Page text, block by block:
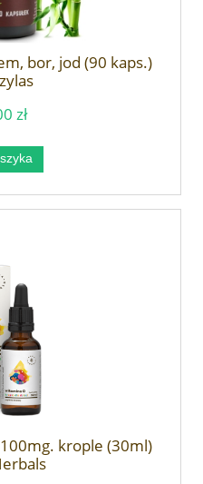
bor, jod (90 kaps.)
zł
krople (30ml)